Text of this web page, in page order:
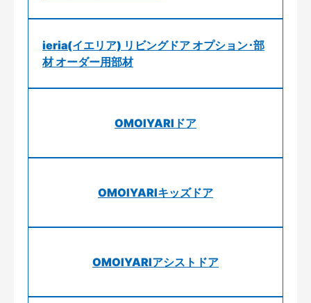
ieria(イエリア) リビングドア オプション･部
材 オーダー用部材
OMOIYARIドア
OMOIYARIキッズドア
OMOIYARIアシストドア